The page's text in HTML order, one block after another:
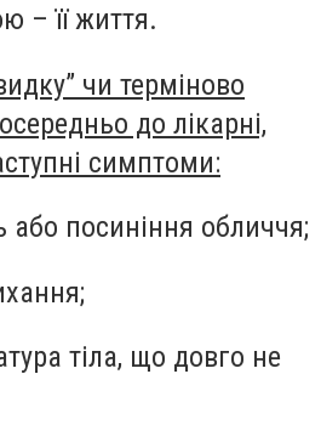
– її життя.
чи терміново
до лікарні,
симптоми:
або посиніння обличчя;
тіла, що довго не